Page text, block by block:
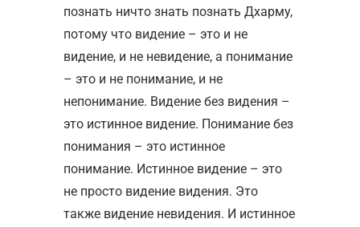
познать ничто знать познать Дхарму,
потому что видение – это и не
видение, и не невидение, а понимание
– это и не понимание, и не
непонимание. Видение без видения –
это истинное видение. Понимание без
понимания – это истинное
понимание. Истинное видение – это
не просто видение видения. Это
также видение невидения. И истинное